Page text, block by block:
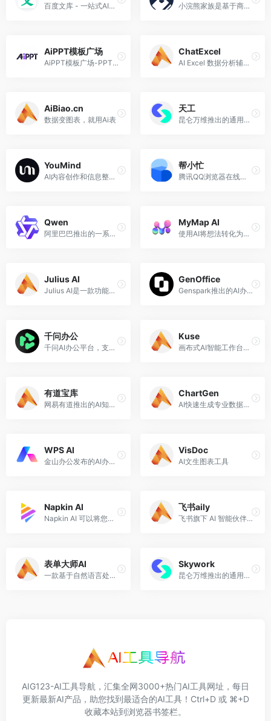
百度文库 - 一站式AI内容获取和创作平台 小浣熊家族是基于商汤自研大语言模型的AI助手，提供代码小浣熊AI助手、办公小浣熊AI助手两大功能模块
AiPPT模板广场
AiPPT模板广场-PPT模板-word文档模板-excel表格模板
ChatExcel
AI Excel 数据分析辅助工具
AiBiao.cn
数据变图表，就用Ai表
天工
昆仑万维推出的通用AI智能体平台，原天工AI
YouMind
AI内容创作和信息整理平台
帮小忙
腾讯QQ浏览器在线工具箱平台
Qwen
阿里巴巴推出的一系列AI大语言模型和多模态模型
MyMap AI
使用AI将想法转化为图表
Julius AI
Julius AI是一款功能强大的AI数据分析工具，可以快速分析和可视化复杂数据。
GenOffice
Genspark推出的AI办公套件，开源、免费、无广告
千问办公
千问AI办公平台，支持内容创作、数据分析、专业研究、文件处理与网页交付。
Kuse
画布式AI智能工作台，ChatGPT+白板+Notion的结合体
有道宝库
网易有道推出的AI知识管理工具
ChartGen
AI快速生成专业数据图表
WPS AI
金山办公发布的AI办公应用，提供智能文档写作、阅读理解和问答、智能人机交互的能力。
VisDoc
AI文生图表工具
Napkin AI
Napkin AI 可以将您的文本转换为图表、流程图、信息图、思维导图视觉效果，以便快速有效地分享您的想法。
飞书aily
飞书旗下 AI 智能伙伴 与企业 Agent 开发平台
表单大师AI
一款基于自然语言处理技术的智能在线表单创建工具，可以帮助用户快速、高效地生成各类专业表单。
Skywork
昆仑万维推出的通用AI智能体平台
AIG123-AI工具导航，汇集全网3000+热门AI工具网址，每日
更新最新AI产品，助您找到最适合的AI工具！Ctrl+D 或 ⌘+D
收藏本站到浏览器书签栏。